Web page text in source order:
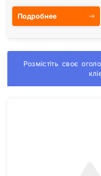
Подробнее
Розмістіть своє